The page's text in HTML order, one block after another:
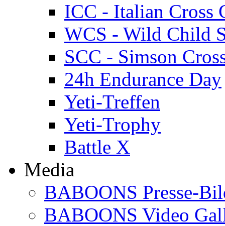
ICC - Italian Cross
WCS - Wild Child
SCC - Simson
24h Endurance Day
Yeti-Treffen
Yeti-Trophy
Battle X
Media
BABOONS Presse-
BABOONS Video